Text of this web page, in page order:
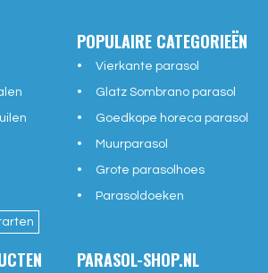
POPULAIRE CATEGORIEËN
Vierkante parasol
Glatz Sombrano parasol
Goedkope horeca parasol
Muurparasol
Grote parasolhoes
Parasoldoeken
PARASOL-SHOP.NL